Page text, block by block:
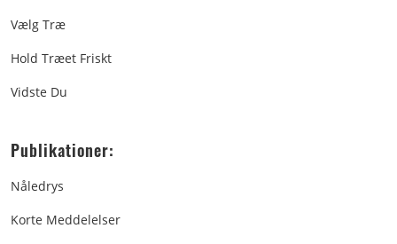
Vælg Træ
Hold Træet Friskt
Vidste Du
Publikationer:
Nåledrys
Korte Meddelelser